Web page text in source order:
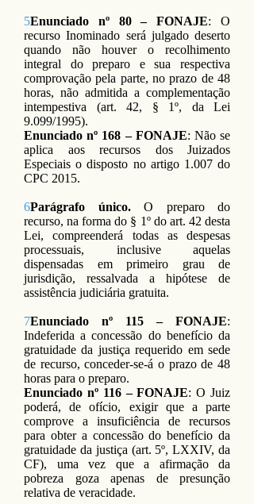
5Enunciado nº 80 – FONAJE: O
recurso Inominado será julgado deserto
quando não houver o recolhimento
integral do preparo e sua respectiva
comprovação pela parte, no prazo de 48
horas, não admitida a complementação
intempestiva (art. 42, § 1º, da Lei
9.099/1995).
Enunciado nº 168 – FONAJE: Não se
aplica aos recursos dos Juizados
Especiais o disposto no artigo 1.007 do
CPC 2015.
6Parágrafo único. O preparo do
recurso, na forma do § 1º do art. 42 desta
Lei, compreenderá todas as despesas
processuais, inclusive aquelas
dispensadas em primeiro grau de
jurisdição, ressalvada a hipótese de
assistência judiciária gratuita.
7Enunciado nº 115 – FONAJE:
Indeferida a concessão do benefício da
gratuidade da justiça requerido em sede
de recurso, conceder-se-á o prazo de 48
horas para o preparo.
Enunciado nº 116 – FONAJE: O Juiz
poderá, de ofício, exigir que a parte
comprove a insuficiência de recursos
para obter a concessão do benefício da
gratuidade da justiça (art. 5º, LXXIV, da
CF), uma vez que a afirmação da
pobreza goza apenas de presunção
relativa de veracidade.